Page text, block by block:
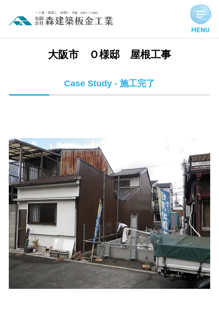
大阪市 Ｏ様邸 屋根工事 | 施工完了実績
大阪市 Ｏ様邸 屋根工事
Case Study - 施工完了